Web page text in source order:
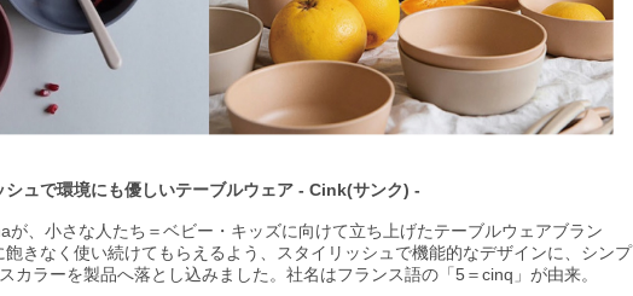
ュで環境にも優しいテーブルウェア - Cink(サンク) -
が、小さな人たち＝ベビー・キッズに向けて立ち上げたテーブルウェアブラン
飽きなく使い続けてもらえるよう、スタイリッシュで機能的なデザインに、シンプ
カラーを製品へ落とし込みました。社名はフランス語の「5＝cinq」が由来。